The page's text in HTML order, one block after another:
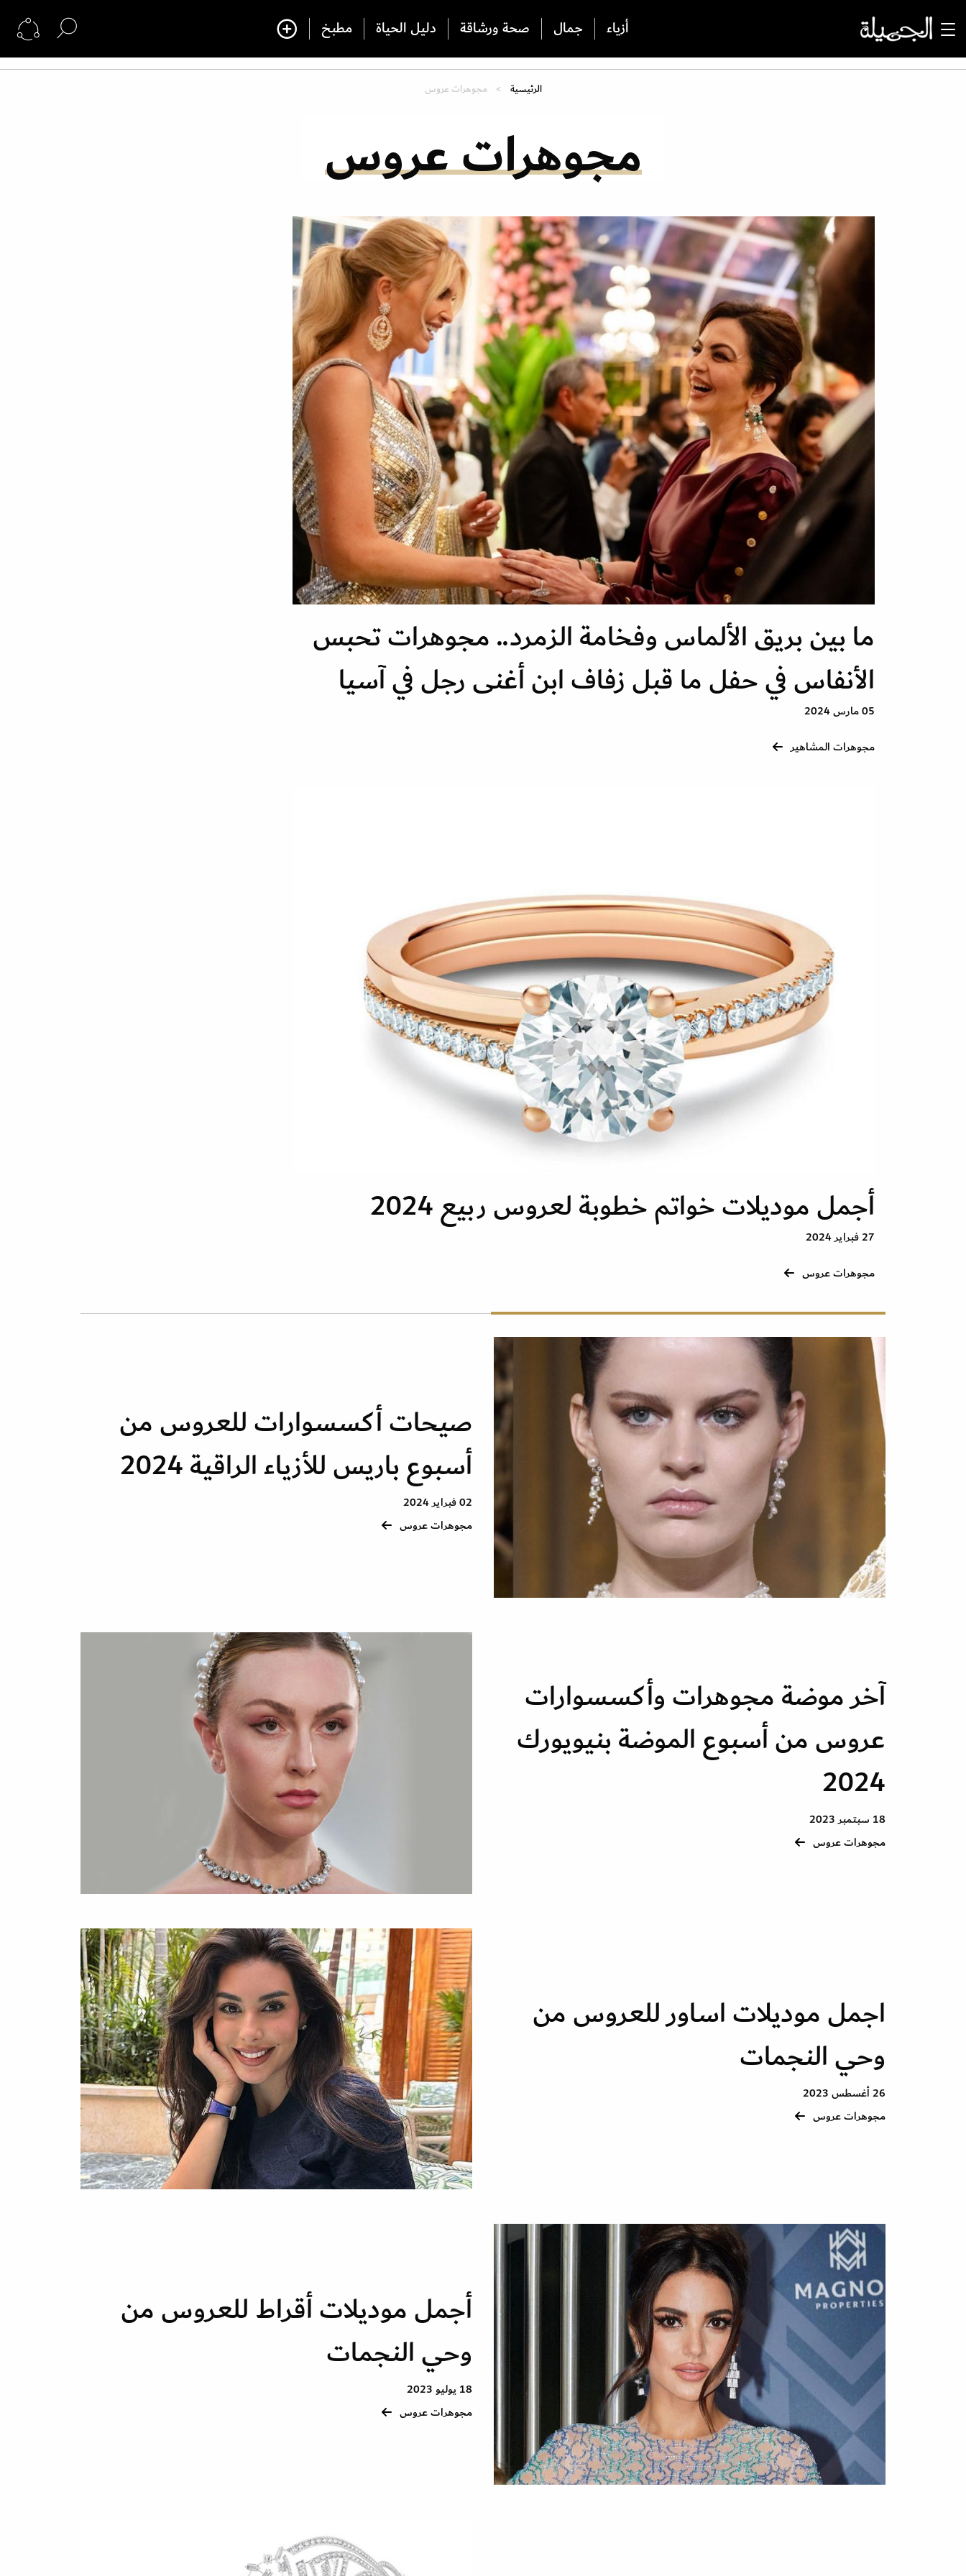
أزياء جمال صحة ورشاقة دليل الحياة مطبخ
الرئيسية مجوهرات عروس
مجوهرات عروس
ما بين بريق الألماس وفخامة الزمرد.. مجوهرات تحبس
الأنفاس في حفل ما قبل زفاف ابن أغنى رجل في آسيا
05 مارس 2024
مجوهرات المشاهير
أجمل موديلات خواتم خطوبة لعروس ربيع 2024
27 فبراير 2024
مجوهرات عروس
صيحات أكسسوارات للعروس من
أسبوع باريس للأزياء الراقية 2024
02 فبراير 2024
مجوهرات عروس
آخر موضة مجوهرات وأكسسوارات
عروس من أسبوع الموضة بنيويورك
2024
18 سبتمبر 2023
مجوهرات عروس
اجمل موديلات اساور للعروس من
وحي النجمات
26 أغسطس 2023
مجوهرات عروس
أجمل موديلات أقراط للعروس من
وحي النجمات
18 يوليو 2023
مجوهرات عروس